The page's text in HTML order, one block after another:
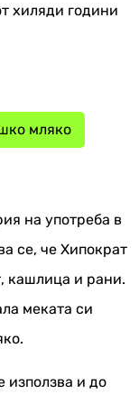
хиляди години
мляко
на употреба в
се, че Хипократ
кашлица и рани.
меката си
използва и до